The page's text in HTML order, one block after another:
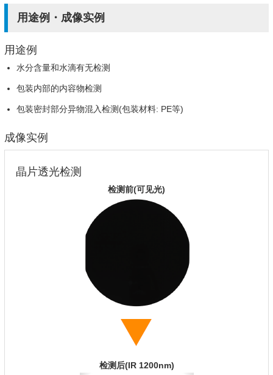
用途例・成像实例
用途例
水分含量和水滴有无检测
包装内部的内容物检测
包装密封部分异物混入检测(包装材料: PE等)
成像实例
晶片透光检测
检测前(可见光)
检测后(IR 1200nm)